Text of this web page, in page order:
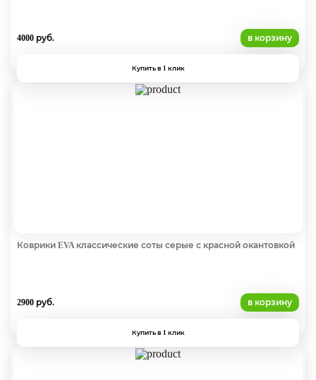
4000 руб. в корзину
Купить в 1 клик
Коврики EVA классические соты серые с красной окантовкой
2900 руб. в корзину
Купить в 1 клик